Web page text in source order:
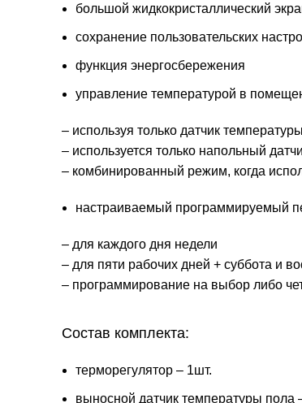
большой жидкокристаллический
сохранение пользовательских
функция энергосбережения
управление температурой в
– используя только датчик
– используется только напольный
– комбинированный режим, когда
настраиваемый программируемый
– для каждого дня недели
– для пяти рабочих дней + суббота и
– программирование на выбор либо
Состав комплекта:
терморегулятор – 1шт.
выносной датчик температуры пола